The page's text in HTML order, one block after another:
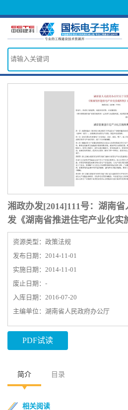
湘政办发[2014]111号：湖南
发《湖南省推进住宅产业化实
资源类型：政策法规
发布日期：2014-11-01
实施日期：2014-11-01
废止日期：-
入库日期：2016-07-20
主编单位：湖南省人民政府办公厅
PDF试读
简介 目录
相关阅读